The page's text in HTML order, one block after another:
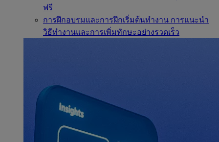
ฟรี
การฝึกอบรมและการฝึกเริ่มต้นทำงาน การแนะนำ
วิธีทำงานและการเพิ่มทักษะอย่างรวดเร็ว